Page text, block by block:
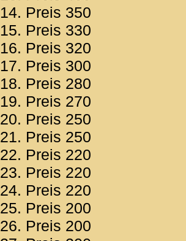
14. Preis 350
15. Preis 330
16. Preis 320
17. Preis 300
18. Preis 280
19. Preis 270
20. Preis 250
21. Preis 250
22. Preis 220
23. Preis 220
24. Preis 220
25. Preis 200
26. Preis 200